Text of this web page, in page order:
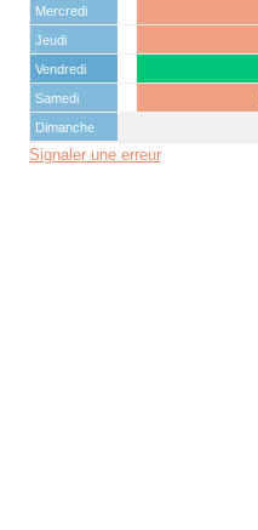
Mercredi
Jeudi
Vendredi
Samedi
Dimanche
Signaler une erreur